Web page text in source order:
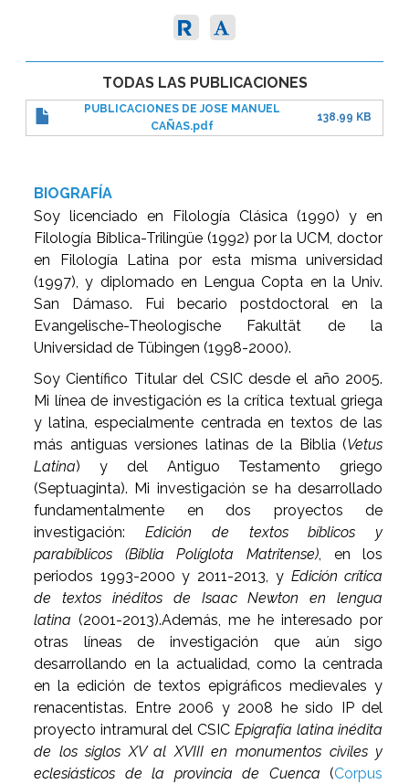
TODAS LAS PUBLICACIONES
PUBLICACIONES DE JOSE MANUEL
CAÑAS.pdf
138.99 KB
BIOGRAFÍA
Soy licenciado en Filología Clásica (1990) y en
Filología Bíblica-Trilingüe (1992) por la UCM, doctor
en Filología Latina por esta misma universidad
(1997), y diplomado en Lengua Copta en la Univ.
San Dámaso. Fui becario postdoctoral en la
Evangelische-Theologische Fakultät de la
Universidad de Tübingen (1998-2000).
Soy Científico Titular del CSIC desde el año 2005.
Mi línea de investigación es la crítica textual griega
y latina, especialmente centrada en textos de las
más antiguas versiones latinas de la Biblia (Vetus
Latina) y del Antiguo Testamento griego
(Septuaginta). Mi investigación se ha desarrollado
fundamentalmente en dos proyectos de
investigación: Edición de textos bíblicos y
parabíblicos (Biblia Políglota Matritense), en los
periodos 1993-2000 y 2011-2013, y Edición crítica
de textos inéditos de Isaac Newton en lengua
latina (2001-2013).Además, me he interesado por
otras líneas de investigación que aún sigo
desarrollando en la actualidad, como la centrada
en la edición de textos epigráficos medievales y
renacentistas. Entre 2006 y 2008 he sido IP del
proyecto intramural del CSIC Epigrafía latina inédita
de los siglos XV al XVIII en monumentos civiles y
eclesiásticos de la provincia de Cuenca(Corpus